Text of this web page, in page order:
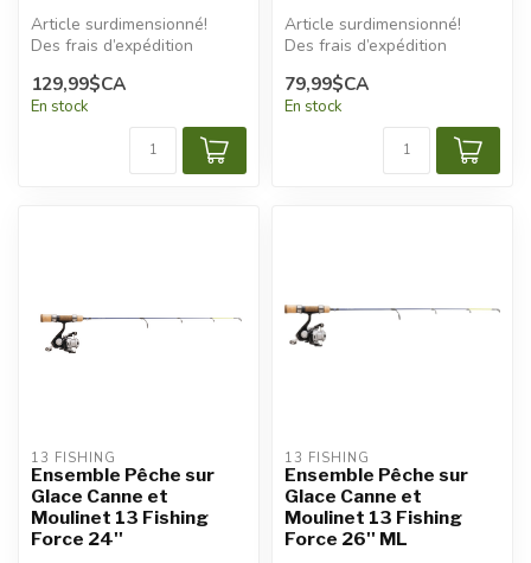
Article surdimensionné!
Des frais d’expédition
appliqués.
129,99$CA
En stock
Article surdimensionné!
Des frais d’expédition
appliqués.
79,99$CA
En stock
13 FISHING
Ensemble Pêche sur
Glace Canne et
Moulinet 13 Fishing
Force 24''
13 FISHING
Ensemble Pêche sur
Glace Canne et
Moulinet 13 Fishing
Force 26'' ML